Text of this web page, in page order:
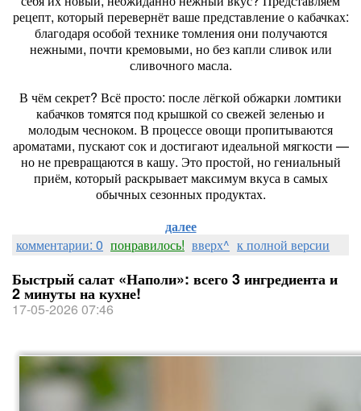
рецепт, который перевернёт ваше представление о кабачках:
благодаря особой технике томления они получаются
нежными, почти кремовыми, но без капли сливок или
сливочного масла.
В чём секрет? Всё просто: после лёгкой обжарки ломтики
кабачков томятся под крышкой со свежей зеленью и
молодым чесноком. В процессе овощи пропитываются
ароматами, пускают сок и достигают идеальной мягкости —
но не превращаются в кашу. Это простой, но гениальный
приём, который раскрывает максимум вкуса в самых
обычных сезонных продуктах.
далее
комментарии: 0 понравилось! вверх^ к полной версии
Быстрый салат «Наполи»: всего 3 ингредиента и
2 минуты на кухне!
17-05-2026 07:46